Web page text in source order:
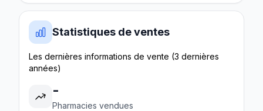
Statistiques de ventes
Les dernières informations de vente (3 dernières
années)
-
Pharmacies vendues